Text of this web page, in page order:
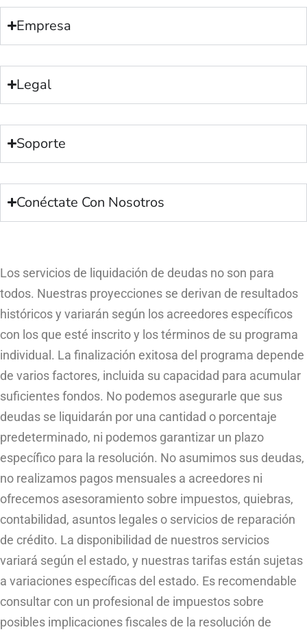
Empresa
Legal
Soporte
Conéctate Con Nosotros
Los servicios de liquidación de deudas no son para
todos. Nuestras proyecciones se derivan de resultados
históricos y variarán según los acreedores específicos
con los que esté inscrito y los términos de su programa
individual. La finalización exitosa del programa depende
de varios factores, incluida su capacidad para acumular
suficientes fondos. No podemos asegurarle que sus
deudas se liquidarán por una cantidad o porcentaje
predeterminado, ni podemos garantizar un plazo
específico para la resolución. No asumimos sus deudas,
no realizamos pagos mensuales a acreedores ni
ofrecemos asesoramiento sobre impuestos, quiebras,
contabilidad, asuntos legales o servicios de reparación
de crédito. La disponibilidad de nuestros servicios
variará según el estado, y nuestras tarifas están sujetas
a variaciones específicas del estado. Es recomendable
consultar con un profesional de impuestos sobre
posibles implicaciones fiscales de la resolución de